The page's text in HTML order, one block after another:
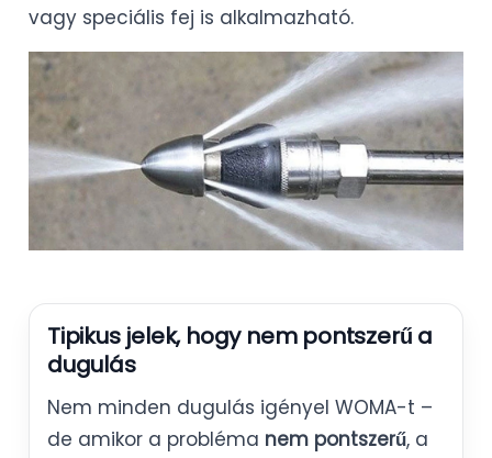
vagy speciális fej is alkalmazható.
Tipikus jelek, hogy nem pontszerű a
dugulás
Nem minden dugulás igényel WOMA-t –
de amikor a probléma nem pontszerű, a